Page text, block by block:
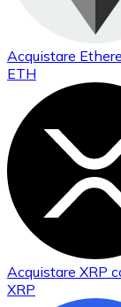
Acquistare
ETH
Acquistare XRP
XRP